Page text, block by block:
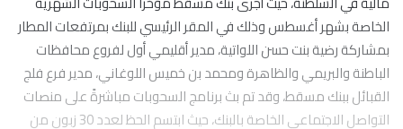
الخاصة بشهر أغسطس وذلك في المقر الرئيسي للبنك بمرتفعات المطار
بمشاركة رضية بنت حسن اللواتية، مدير أقليمي أول لفروع محافظات
الباطنة والبريمي والظاهرة ومحمد بن خميس اللوغاني، مدير فرع فلج
القبائل ببنك مسقط، وقد تم بث برنامج السحوبات مباشرةً على منصات
التواصل الاجتماعي الخاصة بالبنك، حيث ابتسم الحظ لعدد 30 زبون من